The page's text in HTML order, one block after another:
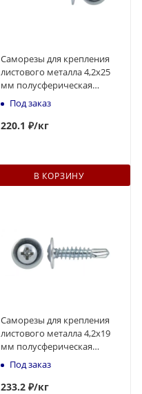
Саморезы для крепления
листового металла 4,2x25
мм полусферическая
головка, острый
наконечник
Под заказ
220.1 ₽/кг
В КОРЗИНУ
Саморезы для крепления
листового металла 4,2x19
мм полусферическая
головка, наконечник -
сверло
Под заказ
233.2 ₽/кг